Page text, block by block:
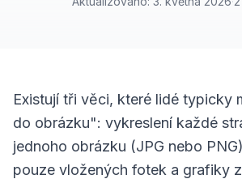
Existují tři věci, které lidé typicky
do obrázku": vykreslení každé
jednoho obrázku (JPG nebo
pouze vložených fotek a grafiky